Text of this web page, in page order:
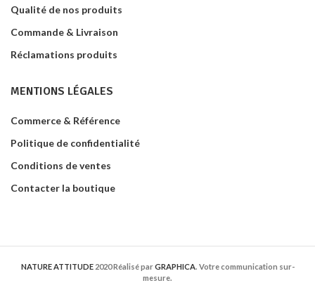
Qualité de nos produits
Commande & Livraison
Réclamations produits
MENTIONS LÉGALES
Commerce & Référence
Politique de confidentialité
Conditions de ventes
Contacter la boutique
NATURE ATTITUDE 2020 Réalisé parGRAPHICA. Votre communication sur-
mesure.